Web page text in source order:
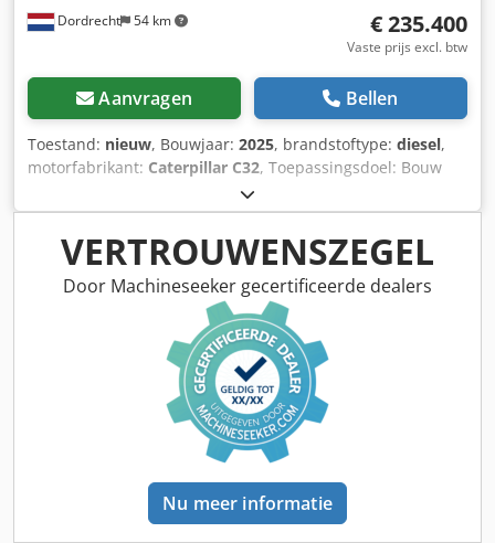
Dordrecht 54 km € 235.400
Vaste prijs excl. btw
Aanvragen Bellen
Toestand: nieuw, Bouwjaar: 2025, brandstoftype: diesel,
motorfabrikant: Caterpillar C32, Toepassingsdoel: Bouw
Leeggewicht: 11.481 kg Generatorvermogen: 1.500 kVA
Laadruimafmetingen: 667 x 245 x 279 cm CE-markering: ja
Watertankinhoud: 1000 l Neem contact op met Team DPX
voor meer informatie. = Verdere opties en accessoires =
Chjdjx Dqnkspfx Ammsa - Accu - Bedieningspaneel - Stalen
VERTROUWENSZEGEL
Door Machineseeker gecertificeerde dealers
Nu meer informatie